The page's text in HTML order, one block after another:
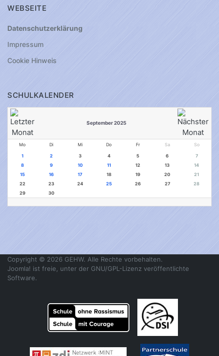
WEBSEITE
Datenschutzerklärung
Impressum
Cookie Hinweis
SCHULKALENDER
September 2025
Mo Di Mi Do Fr Sa So
1 2 3 4 5 6
7
8
9 10 11 12 13
14
15
16 17 18 19 20
21
22
23 24 25 26 27
28
29
30
Copyright © 2026 GEHW. Alle Rechte vorbehalten.
Joomla! ist freie, unter der GNU/GPL-Lizenz veröffentlichte
Software.